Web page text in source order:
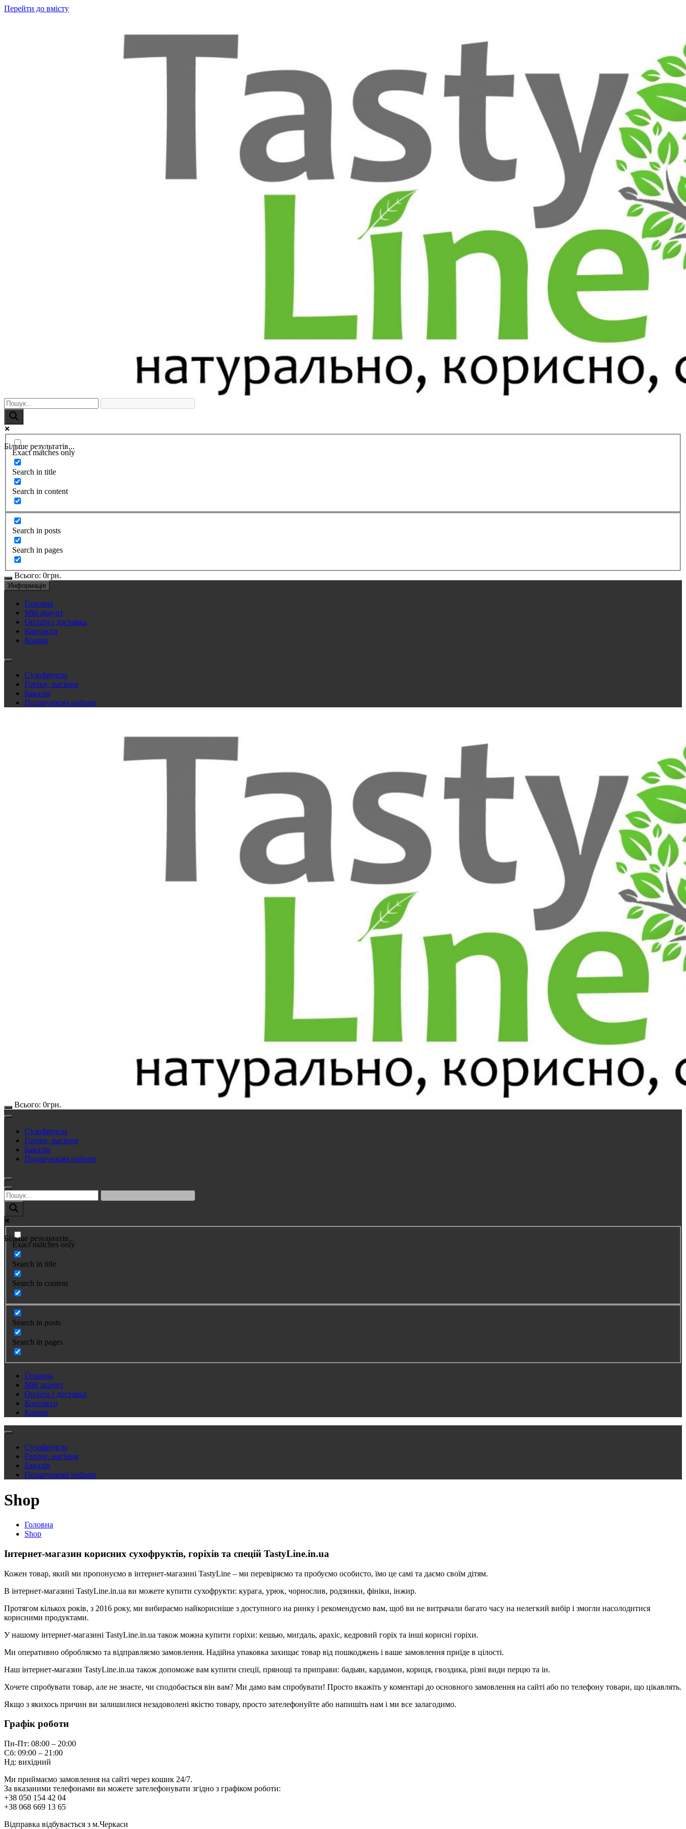
Перейти до вмісту
Більше результатів...
Exact matches only
Search in title
Search in content
Search in posts
Search in pages
Всього: 0грн.
Информація
Головна
Мій акаунт
Оплата і доставка
Контакти
Кошик
Сухофрукти
Горіхи, насіння
Бакалія
Подарункові набори
Всього: 0грн.
Сухофрукти
Горіхи, насіння
Бакалія
Подарункові набори
Більше результатів...
Exact matches only
Search in title
Search in content
Search in posts
Search in pages
Головна
Мій акаунт
Оплата і доставка
Контакти
Кошик
Сухофрукти
Горіхи, насіння
Бакалія
Подарункові набори
Shop
Головна
Shop
Інтернет-магазин корисних сухофруктів, горіхів та спецій TastyLine.in.ua
Кожен товар, який ми пропонуємо в інтернет-магазині TastyLine – ми перевіряємо та пробуємо особисто, їмо це самі та даємо своїм дітям.
В інтернет-магазині TastyLine.in.ua ви можете купити сухофрукти: курага, урюк, чорнослив, родзинки, фініки, інжир.
Протягом кількох років, з 2016 року, ми вибираємо найкорисніше з доступного на ринку і рекомендуємо вам, щоб ви не витрачали багато часу на нелегкий вибір і змогли насолодитися
корисними продуктами.
У нашому інтернет-магазині TastyLine.in.ua також можна купити горіхи: кешью, мигдаль, арахіс, кедровий горіх та інші корисні горіхи.
Ми оперативно обробляємо та відправляємо замовлення. Надійна упаковка захищає товар від пошкоджень і ваше замовлення приїде в цілості.
Наш інтернет-магазин TastyLine.in.ua також допоможе вам купити спеції, прянощі та приправи: бадьян, кардамон, кориця, гвоздика, різні види перцю та ін.
Хочете спробувати товар, але не знаєте, чи сподобається він вам? Ми дамо вам спробувати! Просто вкажіть у коментарі до основного замовлення на сайті або по телефону товари, що цікавлять.
Якщо з якихось причин ви залишилися незадоволені якістю товару, просто зателефонуйте або напишіть нам і ми все залагодимо.
Графік роботи
Пн-Пт: 08:00 – 20:00
Сб: 09:00 – 21:00
Нд: вихідний
Ми приймаємо замовлення на сайті через кошик 24/7.
За вказаними телефонами ви можете зателефонувати згідно з графіком роботи:
+38 050 154 42 04
+38 068 669 13 65
Відправка відбувається з м.Черкаси